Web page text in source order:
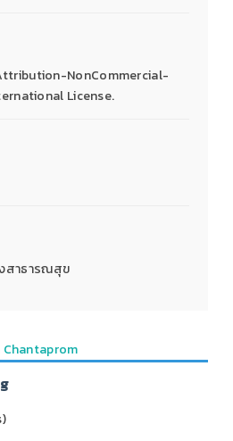
NonCommercial-
License.
สาธารณสุข